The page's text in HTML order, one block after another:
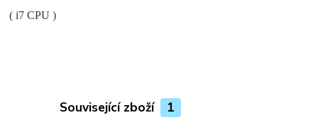
( i7 CPU )
Související zboží 1